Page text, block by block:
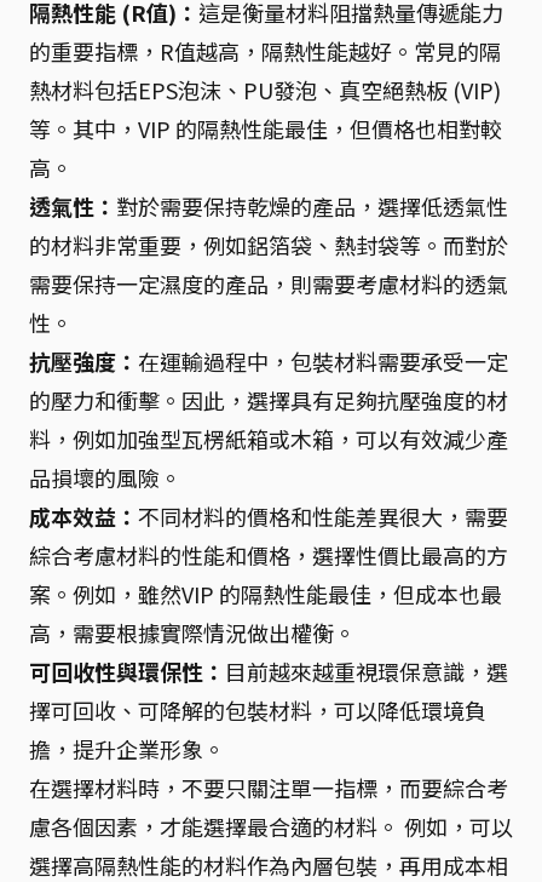
隔熱性能 (R值)： 這是衡量材料阻擋熱量傳遞能力
的重要指標，R值越高，隔熱性能越好。常見的隔
熱材料包括EPS泡沫、PU發泡、真空絕熱板 (VIP)
等。其中，VIP 的隔熱性能最佳，但價格也相對較
高。
透氣性： 對於需要保持乾燥的產品，選擇低透氣性
的材料非常重要，例如鋁箔袋、熱封袋等。而對於
需要保持一定濕度的產品，則需要考慮材料的透氣
性。
抗壓強度： 在運輸過程中，包裝材料需要承受一定
的壓力和衝擊。因此，選擇具有足夠抗壓強度的材
料，例如加強型瓦楞紙箱或木箱，可以有效減少產
品損壞的風險。
成本效益： 不同材料的價格和性能差異很大，需要
綜合考慮材料的性能和價格，選擇性價比最高的方
案。例如，雖然VIP 的隔熱性能最佳，但成本也最
高，需要根據實際情況做出權衡。
可回收性與環保性： 目前越來越重視環保意識，選
擇可回收、可降解的包裝材料，可以降低環境負
擔，提升企業形象。
在選擇材料時，不要只關注單一指標，而要綜合考
慮各個因素，才能選擇最合適的材料。 例如，可以
選擇高隔熱性能的材料作為內層包裝，再用成本相